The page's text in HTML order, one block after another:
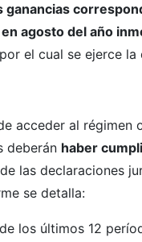
ganancias
agosto del año
el cual se ejerce la
acceder al régimen
deberán haber
de las declaraciones
se detalla:
los últimos 12